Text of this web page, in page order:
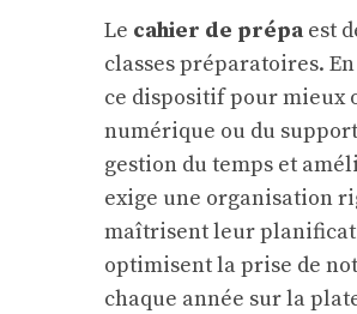
Le cahier de prépa est
classes préparatoires.
ce dispositif pour mieux
numérique ou du
gestion du temps et
exige une organisation
maîtrisent leur
optimisent la prise de
chaque année sur la